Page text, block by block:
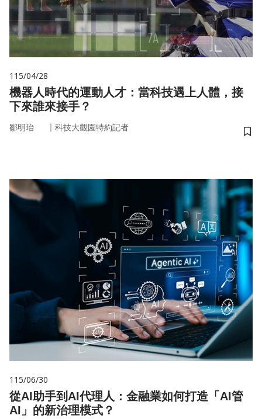
115/04/28
機器人時代的運動人才：當科技遇上人體，接
下來誰來接手？
鄒明珆 ｜ 科技大觀園特約記者
儲
115/06/30
從AI助手到AI代理人：金融業如何打造「AI管
AI」的新治理模式？